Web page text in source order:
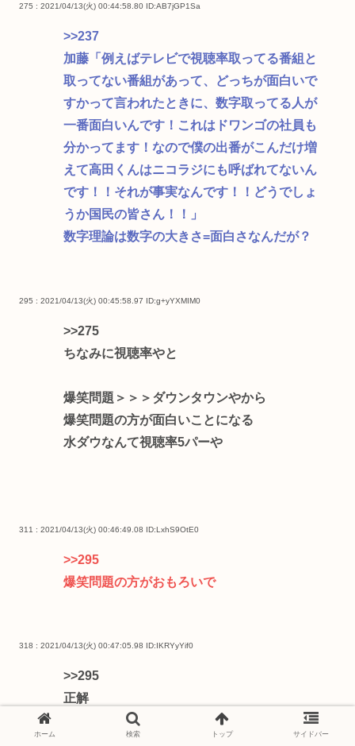
275 : 2021/04/13(火) 00:44:58.80 ID:AB7jGP1Sa
>>237
加藤「例えばテレビで視聴率取ってる番組と
取ってない番組があって、どっちが面白いで
すかって言われたときに、数字取ってる人が
一番面白いんです！これはドワンゴの社員も
分かってます！なので僕の出番がこんだけ増
えて高田くんはニコラジにも呼ばれてないん
です！！それが事実なんです！！どうでしょ
うか国民の皆さん！！」
数字理論は数字の大きさ=面白さなんだが？
295 : 2021/04/13(火) 00:45:58.97 ID:g+yYXMIM0
>>275
ちなみに視聴率やと
爆笑問題＞＞＞ダウンタウンやから
爆笑問題の方が面白いことになる
水ダウなんて視聴率5パーや
311 : 2021/04/13(火) 00:46:49.08 ID:LxhS9OtE0
>>295
爆笑問題の方がおもろいで
318 : 2021/04/13(火) 00:47:05.98 ID:IKRYyYif0
>>295
正解
ホーム 検索 トップ サイドバー